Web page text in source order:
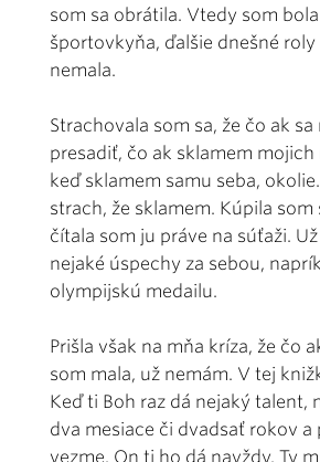
som sa obrátila. Vtedy som
športovkyňa, ďalšie dnešné roly
nemala.
Strachovala som sa, že čo ak
presadiť, čo ak sklamem mojich
keď sklamem samu seba,
strach, že sklamem. Kúpila
čítala som ju práve na súťaži.
nejaké úspechy za sebou,
olympijskú medailu.
Prišla však na mňa kríza, že čo
som mala, už nemám. V tej
Keď ti Boh raz dá nejaký talent,
dva mesiace či dvadsať rokov
vezme. On ti ho dá navždy. Ty